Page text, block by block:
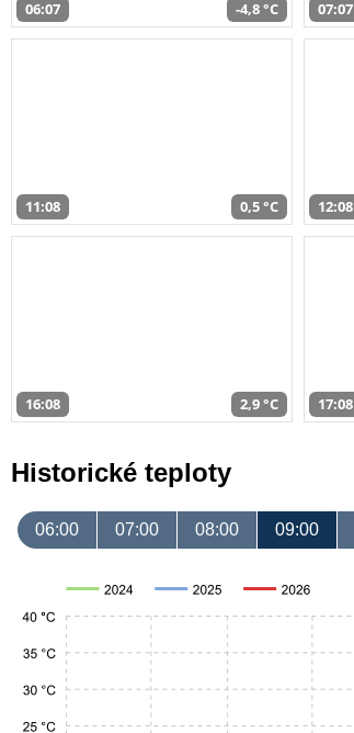
06:07 -4,8 °C 07:07
11:08 0,5 °C 12:08
16:08 2,9 °C 17:08
Historické teploty
06:00 07:00 08:00 09:00